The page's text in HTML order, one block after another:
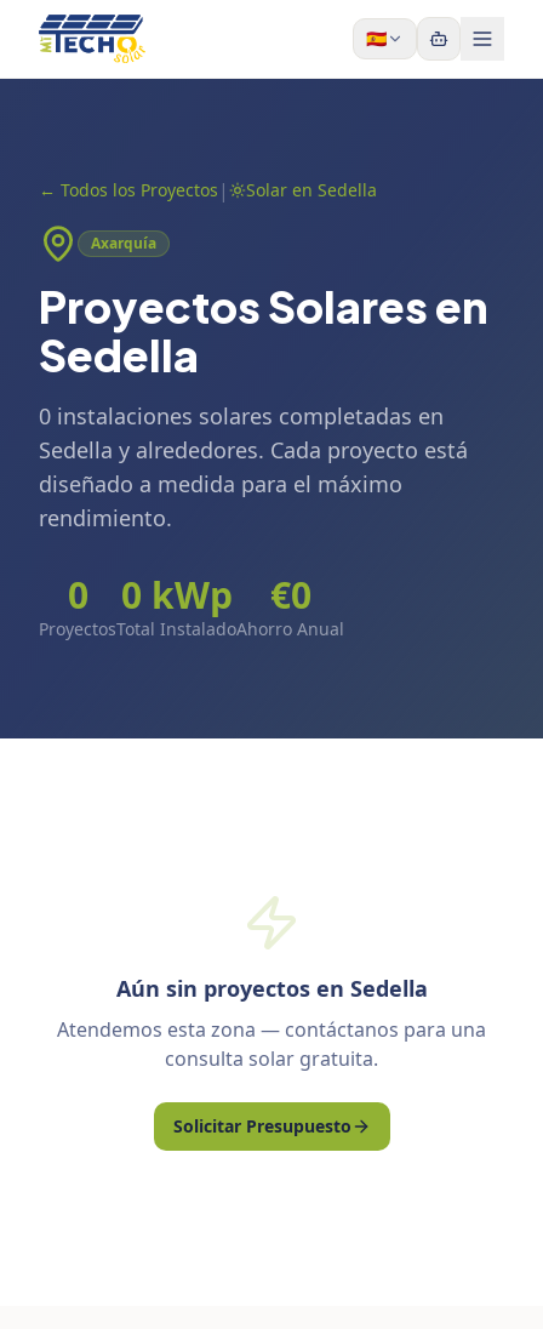
Skip to content
🇪🇸
← Todos los Proyectos | Solar en Sedella
Axarquía
Proyectos Solares en
Sedella
0 instalaciones solares completadas en
Sedella y alrededores. Cada proyecto está
diseñado a medida para el máximo
rendimiento.
0
Proyectos
0 kWp
Total Instalado
€0
Ahorro Anual
Aún sin proyectos en Sedella
Atendemos esta zona — contáctanos para una
consulta solar gratuita.
Solicitar Presupuesto